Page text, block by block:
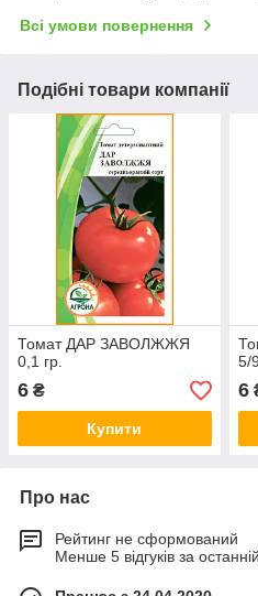
Всі умови повернення
Подібні товари компанії
Томат ДАР ЗАВОЛЖЖЯ
0,1 гр.
6 ₴
Купити
5/
6
Про нас
Рейтинг не сформований
Менше 5 відгуків за